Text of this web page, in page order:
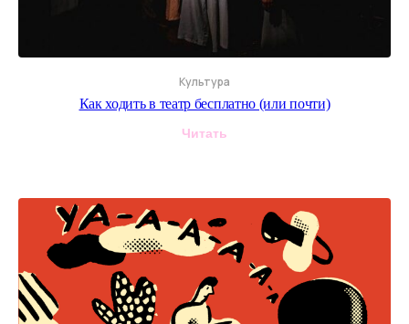
Культура
Как ходить в театр бесплатно (или почти)
Читать
Подписывайтесь
на нас в Telegram
без СМС и регистраций
Петербург
Краснодар
ЩУКА, где купить?